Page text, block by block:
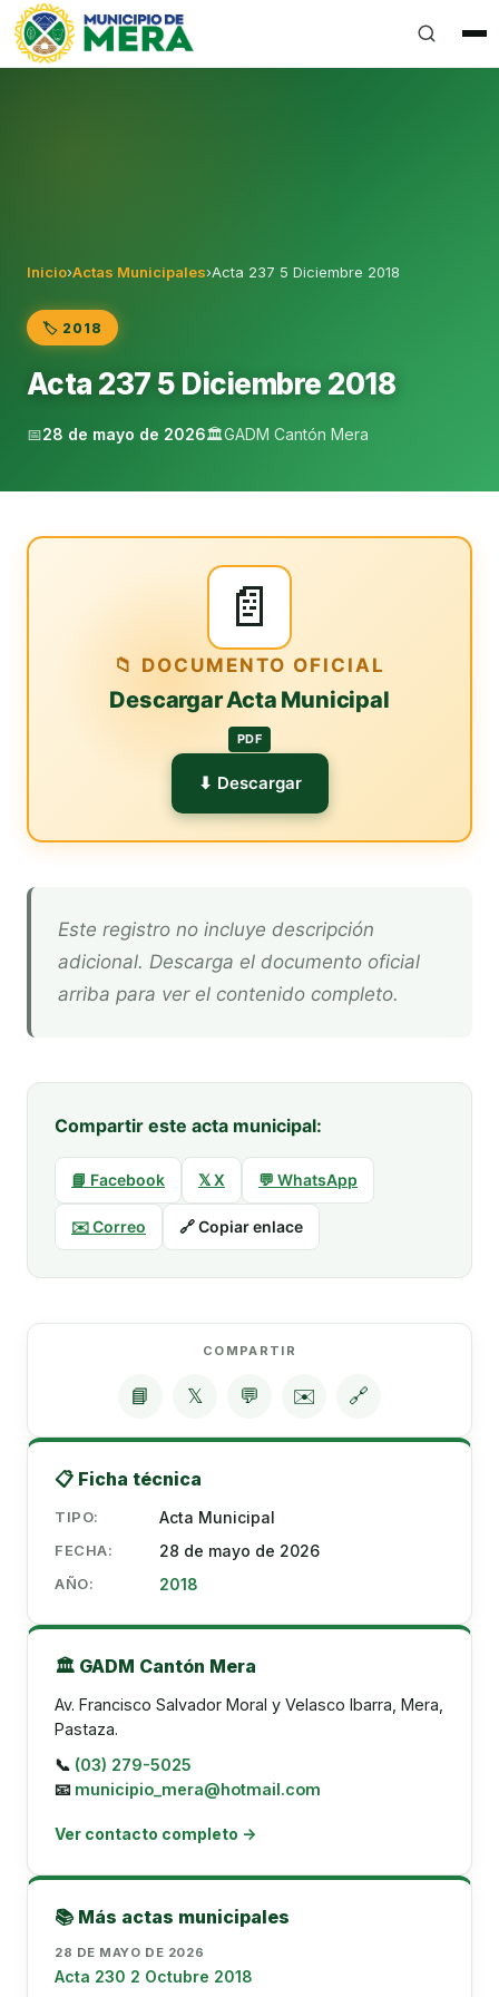
Gobierno Autónomo Descentralizado Municipal del
Inicio›Actas Municipales›Acta 237 5 Diciembre 2018
🏷️ 2018
Acta 237 5 Diciembre 2018
📅28 de mayo de 2026🏛️GADM Cantón Mera
📄
📁 DOCUMENTO OFICIAL
Descargar Acta Municipal
PDF
⬇ Descargar
Este registro no incluye descripción
adicional. Descarga el documento oficial
arriba para ver el contenido completo.
Compartir este acta municipal:
📘 Facebook 𝕏 X 💬 WhatsApp
✉️ Correo 🔗 Copiar enlace
COMPARTIR
📘 𝕏 💬 ✉️ 🔗
📋 Ficha técnica
TIPO: Acta Municipal
FECHA: 28 de mayo de 2026
AÑO: 2018
🏛️ GADM Cantón Mera
Av. Francisco Salvador Moral y Velasco Ibarra, Mera,
Pastaza.
📞 (03) 279-5025
📧 municipio_mera@hotmail.com
Ver contacto completo →
📚 Más actas municipales
28 DE MAYO DE 2026
Acta 230 2 Octubre 2018